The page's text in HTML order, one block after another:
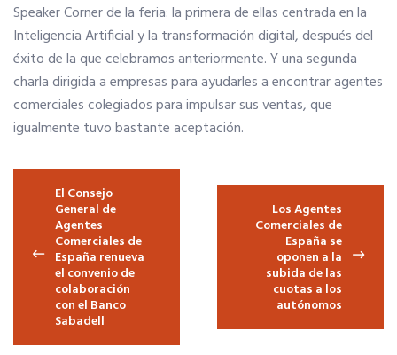
Asociación de Ferias de España
MadridJoya-Bisutex-Intergift
Plan de Fomento del Autoempleo Joven
Plan fomento del autoempleo Joven (pdf)
COLÉGIATE
Colegiación Online
CURSO DE ACCESO A LA PROFESION
¿Eres mujer o tienes menos de 36?
NOTICIAS
Actualidad
El Anuario de los Agentes Comerciales de España
Speaker Corner de la feria: la primera de ellas centrada en la
Inteligencia Artificial y la transformación digital, después del
éxito de la que celebramos anteriormente. Y una segunda
charla dirigida a empresas para ayudarles a encontrar agentes
comerciales colegiados para impulsar sus ventas, que
igualmente tuvo bastante aceptación.
Navegación de entradas
El Consejo
General de
Agentes
Comerciales de
España renueva
el convenio de
colaboración
con el Banco
Sabadell
Los Agentes
Comerciales de
España se
oponen a la
subida de las
cuotas a los
autónomos